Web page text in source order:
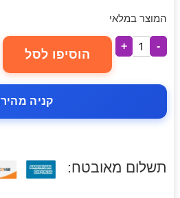
המוצר במלאי
-
+
הוסיפו לסל
קניה
תשלום מאובטח: